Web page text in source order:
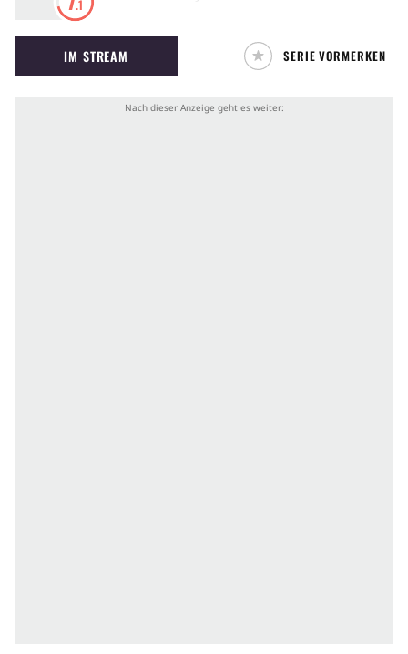
.1
und lässt Issei ebenfalls als Dämon wieder
auferstehen, damit er sie fortan beim Kampf
gegen dunkle Mächte unterstützen kann.
IM STREAM SERIE VORMERKEN